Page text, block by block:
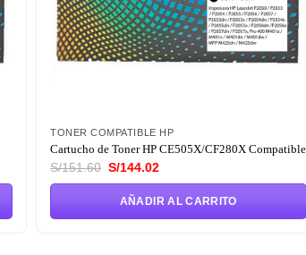
TONER COMPATIBLE HP
Cartucho de Toner HP CE505X/CF280X Compatible
S/151.60 El
original
era:
S/151.60.
S/144.02
es:
S/144.02.
AÑADIR AL CARRITO